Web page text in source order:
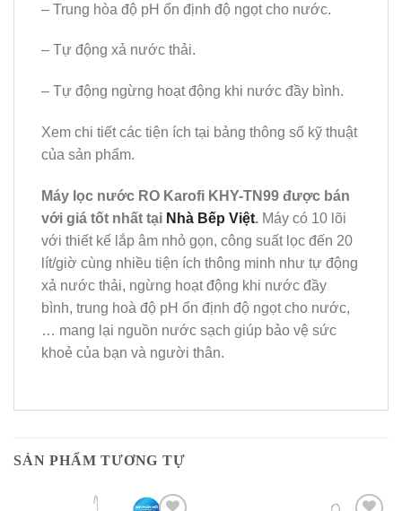
– Trung hòa độ pH ổn định độ ngọt cho nước.
– Tự động xả nước thải.
– Tự động ngừng hoạt động khi nước đầy bình.
Xem chi tiết các tiện ích tại bảng thông số kỹ thuật
của sản phẩm.
Máy lọc nước RO Karofi KHY-TN99 được bán
với giá tốt nhất tại Nhà Bếp Việt. Máy có​ 10 lõi
với thiết kế lắp âm nhỏ gọn, công suất lọc đến 20
lít/giờ cùng nhiều tiện ích thông minh như tự động
xả nước thải, ngừng hoạt động khi nước đầy
bình, trung hoà độ pH ổn định độ ngọt cho nước,
… mang lại nguồn nước sạch giúp bảo vệ sức
khoẻ của bạn và người thân.
SẢN PHẨM TƯƠNG TỰ